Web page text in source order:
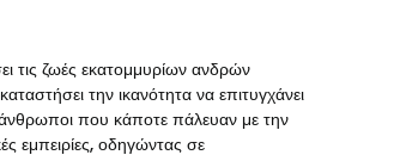
τις ζωές εκατομμυρίων ανδρών
την ικανότητα να επιτυγχάνει
άνθρωποι που κάποτε πάλευαν με την
εμπειρίες, οδηγώντας σε